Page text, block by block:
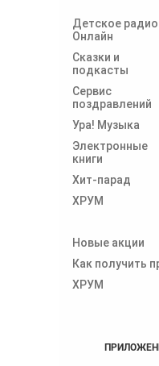
Детское радио
Онлайн
Сказки и
подкасты
Сервис
поздравлений
Ура! Музыка
Электронные
книги
Хит-парад
ХРУМ
Новые акции
Как получить
ХРУМ